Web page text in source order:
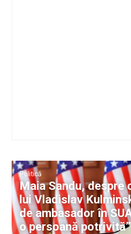
Politică
Maia Sandu, despre
lui Vladislav
de ambasador în
o persoană potrivită”